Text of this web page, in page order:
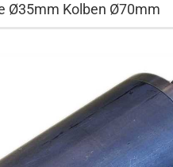
Ø35mm Kolben Ø70mm